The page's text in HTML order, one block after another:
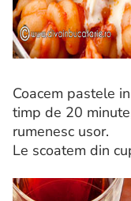
Coacem pastele
timp de 20
rumenesc usor.
Le scoatem din